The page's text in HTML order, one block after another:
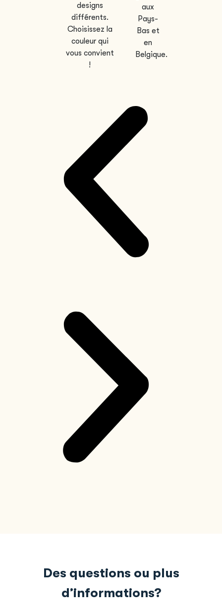
designs
différents.
Choisissez la
couleur qui
vous convient
!
aux
Pays-
Bas et
en
Belgique.
Des questions ou plus
d’informations?